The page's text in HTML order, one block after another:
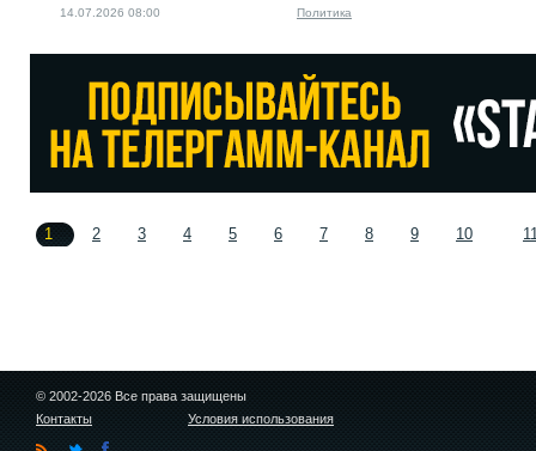
14.07.2026 08:00 Политика
1 2 3 4 5 6 7 8 9 10
© 2002-2026 Все права защищены
Контакты
Условия использования